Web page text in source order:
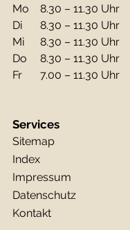
Mo 8.30 – 11.30 Uhr
Di
8.30 – 11.30 Uhr
Mi
8.30 – 11.30 Uhr
Do
8.30 – 11.30 Uhr
Fr
7.00 – 11.30 Uhr
Services
Sitemap
Index
Impressum
Datenschutz
Kontakt